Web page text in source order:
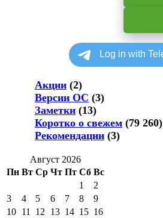
Акции (2)
Версии ОС (3)
Заметки (13)
Коротко о свежем (79 260)
Рекомендации (3)
Август 2026
Пн Вт Ср Чт Пт Сб Вс
1
2
3
4 5 6 7 8
9
10 11 12 13 14 15 16